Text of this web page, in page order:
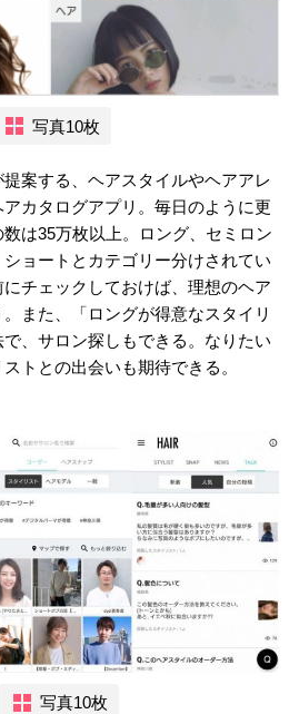
写真10枚
案する、ヘアスタイルやヘアアレ
カタログアプリ。毎日のように更
は35万枚以上。ロング、セミロン
ョートとカテゴリー分けされてい
チェックしておけば、理想のヘア
また、「ロングが得意なスタイリ
、サロン探しもできる。なりたい
トとの出会いも期待できる。
写真10枚